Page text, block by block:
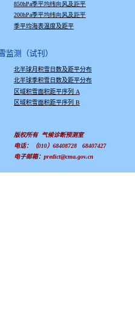
850hPa季平均纬向风及距平
200hPa季平均纬向风及距平
季平均海表温度及距平
监测（试刊）
北半球月积雪日数及距平分布
北半球季积雪日数及距平分布
区域积雪面积距平序列 A
区域积雪面积距平序列 B
版权所有 气候诊断预测室
电话：（010）68408728 68407427
电子邮箱：predict@cma.gov.cn